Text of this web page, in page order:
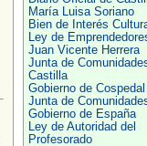
María Luisa Soriano
Bien de Interés
Ley de
Juan Vicente Herrera
Junta de
Castilla
Gobierno de Cospedal
Junta de
Gobierno de España
Ley de Autoridad del
Profesorado